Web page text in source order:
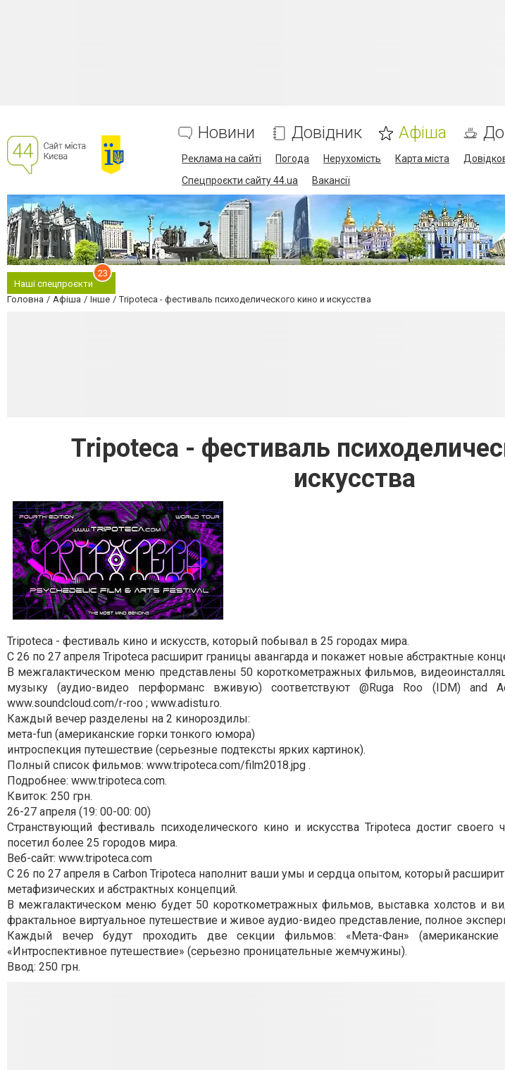
Новини Довідник Афіша
Реклама на сайті Погода Нерухомість Карта міста
Спецпроєкти сайту 44.ua
Вакансії
Наші спецпроєкти
23
Головна Афіша Інше Tripoteca - фестиваль психоделического кино и искусства
Tripoteca - фестиваль
искусства
Tripoteca - фестиваль кино и искусств, который побывал в 25 городах мира.
С 26 по 27 апреля Tripoteca расширит границы авангарда и покажет новые абстрактные
В межгалактическом меню представлены 50 короткометражных фильмов,
музыку (аудио-видео перформанс вживую) соответствуют @Ruga Roo (IDM)
www.soundcloud.com/r-roo ; www.adistu.ro.
Каждый вечер разделены на 2 кинороздилы:
мета-fun (американские горки тонкого юмора)
интроспекция путешествие (серьезные подтексты ярких картинок).
Полный список фильмов: www.tripoteca.com/film2018.jpg .
Подробнее: www.tripoteca.com.
Квиток: 250 грн.
26-27 апреля (19: 00-00: 00)
Странствующий фестиваль психоделического кино и искусства Tripoteca достиг своего
посетил более 25 городов мира.
Веб-сайт: www.tripoteca.com
С 26 по 27 апреля в Carbon Tripoteca наполнит ваши умы и сердца опытом, который
метафизических и абстрактных концепций.
В межгалактическом меню будет 50 короткометражных фильмов, выставка холстов и
фрактальное виртуальное путешествие и живое аудио-видео представление, полное
Каждый вечер будут проходить две секции фильмов: «Мета-Фан»
«Интроспективное путешествие» (серьезно проницательные жемчужины).
Ввод: 250 грн.